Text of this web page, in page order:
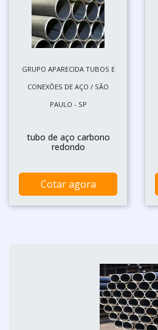
GRUPO APARECIDA TUBOS E
CONEXÕES DE AÇO / SÃO
PAULO - SP
tubo de aço carbono
redondo
Cotar agora